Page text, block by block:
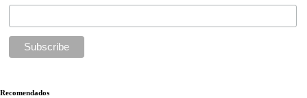
Recomendados